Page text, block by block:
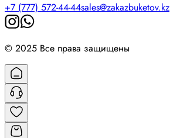
+7 (777) 572-44-44sales@zakazbuketov.kz
© 2025 Все права защищены